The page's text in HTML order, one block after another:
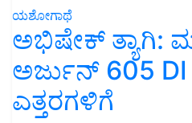
ಯಶೋಗಾಥೆ
ಅಭಿಷೇಕ್ ತ್ಯಾಗಿ:
ಅರ್ಜುನ್ 605
ಎತ್ತರಗಳಿಗೆ